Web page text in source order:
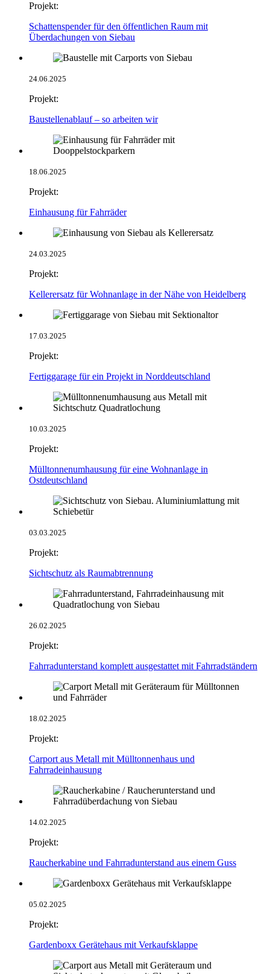
Projekt:
Schattenspender für den öffentlichen Raum mit
Überdachungen von Siebau
24.06.2025
Projekt:
Baustellenablauf – so arbeiten wir
18.06.2025
Projekt:
Einhausung für Fahrräder
24.03.2025
Projekt:
Kellerersatz für Wohnanlage in der Nähe von Heidelberg
17.03.2025
Projekt:
Fertiggarage für ein Projekt in Norddeutschland
10.03.2025
Projekt:
Mülltonnenumhausung für eine Wohnanlage in
Ostdeutschland
03.03.2025
Projekt:
Sichtschutz als Raumabtrennung
26.02.2025
Projekt:
Fahrradunterstand komplett ausgestattet mit Fahrradständern
18.02.2025
Projekt:
Carport aus Metall mit Mülltonnenhaus und
Fahrradeinhausung
14.02.2025
Projekt:
Raucherkabine und Fahrradunterstand aus einem Guss
05.02.2025
Projekt:
Gardenboxx Gerätehaus mit Verkaufsklappe